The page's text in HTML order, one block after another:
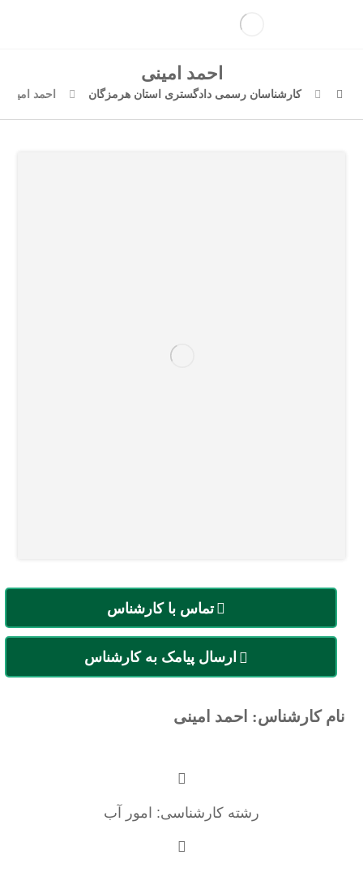
احمد امینی
کارشناسان رسمی دادگستری استان هرمزگان احمد امینی
تماس با کارشناس
ارسال پیامک به کارشناس
نام کارشناس: احمد امینی
رشته کارشناسی: امور آب